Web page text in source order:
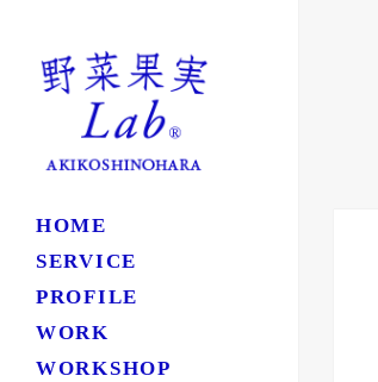
HOME
SERVICE
PROFILE
WORK
WORKSHOP